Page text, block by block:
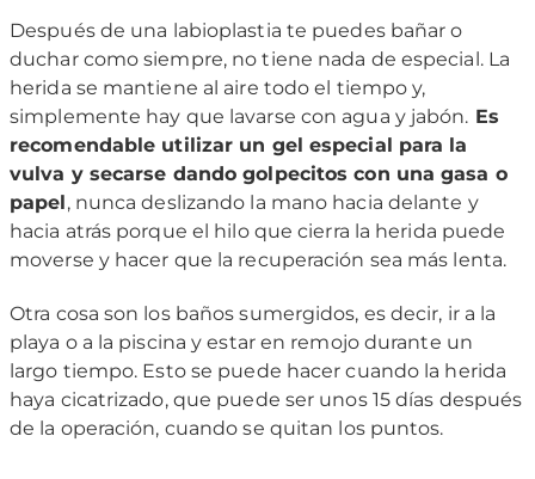
Después de una labioplastia te puedes bañar o
duchar como siempre, no tiene nada de especial. La
herida se mantiene al aire todo el tiempo y,
simplemente hay que lavarse con agua y jabón. Es
recomendable utilizar un gel especial para la
vulva y secarse dando golpecitos con una gasa o
papel , nunca deslizando la mano hacia delante y
hacia atrás porque el hilo que cierra la herida puede
moverse y hacer que la recuperación sea más lenta.
Otra cosa son los baños sumergidos, es decir, ir a la
playa o a la piscina y estar en remojo durante un
largo tiempo. Esto se puede hacer cuando la herida
haya cicatrizado, que puede ser unos 15 días después
de la operación, cuando se quitan los puntos.